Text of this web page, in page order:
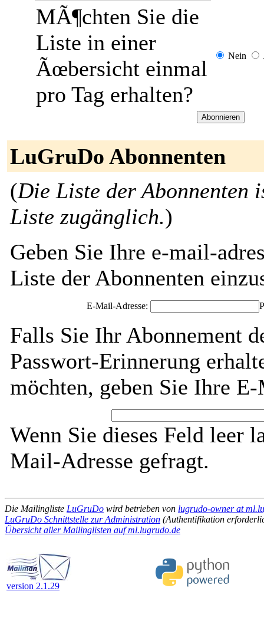
MÃ¶chten Sie die
Liste in einer
Ãœbersicht einmal
pro Tag erhalten?
Nein
LuGruDo Abonnenten
(Die Liste der Abonnenten
Liste zugänglich.)
Geben Sie Ihre e-mail-
Liste der Abonnenten
E-Mail-Adresse:
Falls Sie Ihr Abonnement
Passwort-Erinnerung
möchten, geben Sie Ihre
Wenn Sie dieses Feld leer
Mail-Adresse gefragt.
Die Mailingliste LuGruDo wird betrieben von lugrudo-owner at
LuGruDo Schnittstelle zur Administration (Authentifikation
Übersicht aller Mailinglisten auf ml.lugrudo.de
version 2.1.29